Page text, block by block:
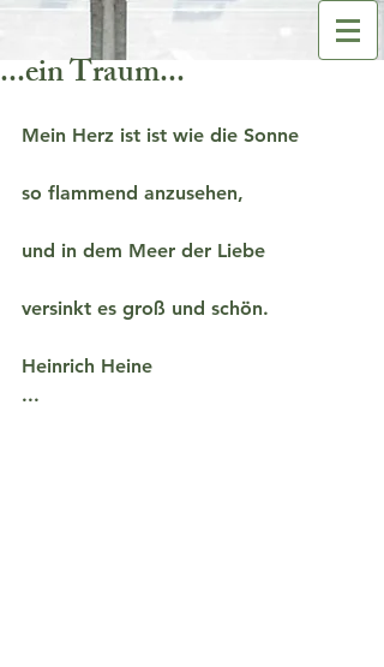
...ein Traum...
Mein Herz ist ist wie die Sonne
so flammend anzusehen,
und in dem Meer der Liebe
versinkt es groß und schön.
Heinrich Heine
...